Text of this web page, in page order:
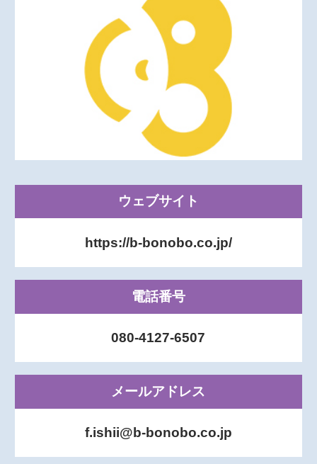
ウェブサイト
https://b-bonobo.co.jp/
電話番号
080-4127-6507
メールアドレス
f.ishii@b-bonobo.co.jp